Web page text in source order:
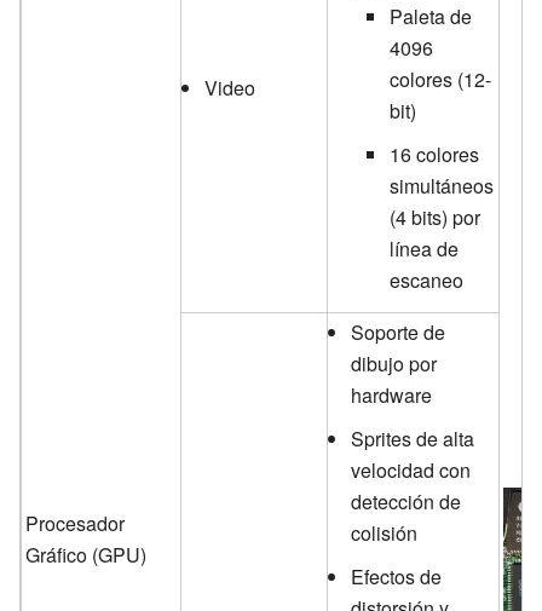
Procesador
Gráfico (GPU)
Video
Paleta de
4096
colores (12-
bit)
16 colores
simultáneos
(4 bits) por
línea de
escaneo
Soporte de
dibujo por
hardware
Sprites de alta
velocidad con
detección de
colisión
Efectos de